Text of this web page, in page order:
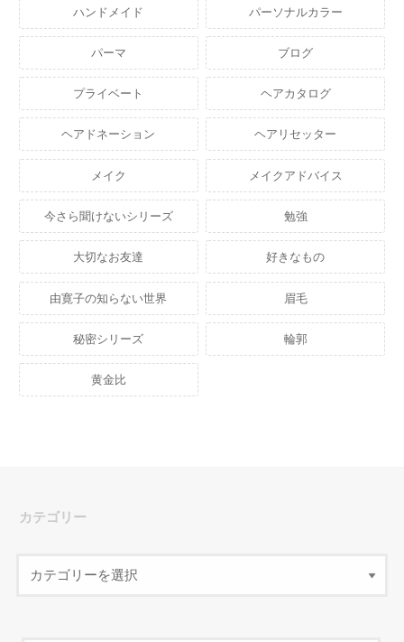
ハンドメイド パーソナルカラー
パーマ ブログ
プライベート ヘアカタログ
ヘアドネーション ヘアリセッター
メイク メイクアドバイス
今さら聞けないシリーズ 勉強
大切なお友達 好きなもの
由寛子の知らない世界 眉毛
秘密シリーズ 輪郭
黄金比
カテゴリー